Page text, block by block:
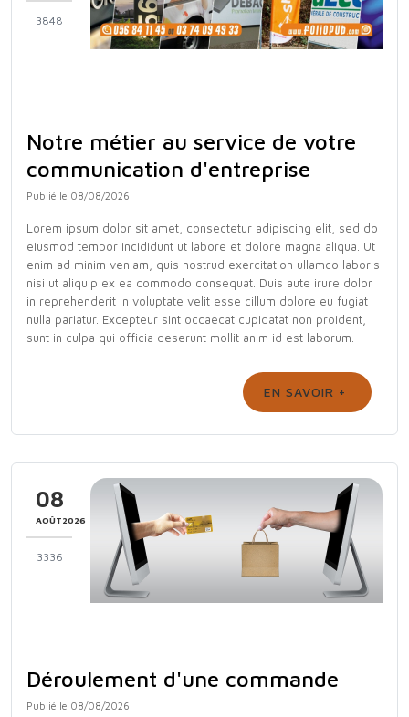
3848
Notre métier au service de votre
communication d'entreprise
Publié le 08/08/2026
Lorem ipsum dolor sit amet, consectetur adipiscing elit, sed do
eiusmod tempor incididunt ut labore et dolore magna aliqua. Ut
enim ad minim veniam, quis nostrud exercitation ullamco laboris
nisi ut aliquip ex ea commodo consequat. Duis aute irure dolor
in reprehenderit in voluptate velit esse cillum dolore eu fugiat
nulla pariatur. Excepteur sint occaecat cupidatat non proident,
sunt in culpa qui officia deserunt mollit anim id est laborum.
EN SAVOIR +
08
AOÛT2026
3336
Déroulement d'une commande
Publié le 08/08/2026